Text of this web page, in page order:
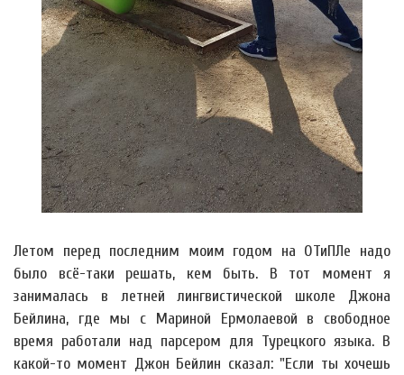
Летом перед последним моим годом на ОТиПЛе надо
было всё-таки решать, кем быть. В тот момент я
занималась в летней лингвистической школе Джона
Бейлина, где мы с Мариной Ермолаевой в свободное
время работали над парсером для Турецкого языка. В
какой-то момент Джон Бейлин сказал: "Если ты хочешь